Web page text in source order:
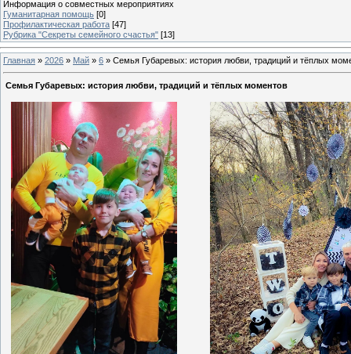
Информация о совместных мероприятиях
Гуманитарная помощь [0]
Профилактическая работа [47]
Рубрика "Секреты семейного счастья" [13]
Главная » 2026 » Май » 6 » Семья Губаревых: история любви, традиций и тёплых
Семья Губаревых: история любви, традиций и тёплых моментов